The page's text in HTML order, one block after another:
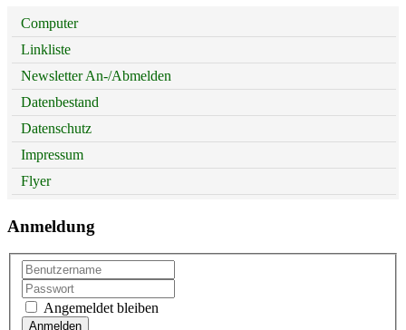
Computer
Linkliste
Newsletter An-/Abmelden
Datenbestand
Datenschutz
Impressum
Flyer
Anmeldung
Angemeldet bleiben